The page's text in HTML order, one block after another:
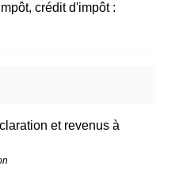
crédit d'impôt :
et revenus à